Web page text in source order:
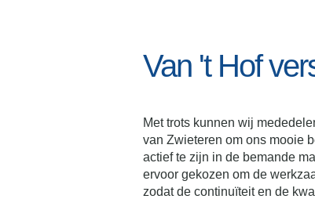
Van 't Hof
Met trots kunnen wij
van Zwieteren om ons mooie
actief te zijn in de bemande
ervoor gekozen om de
zodat de continuïteit en de